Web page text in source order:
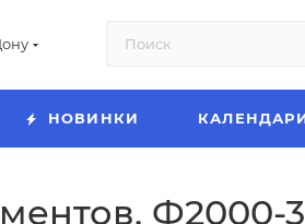
НОВИНКИ
Ф2000-